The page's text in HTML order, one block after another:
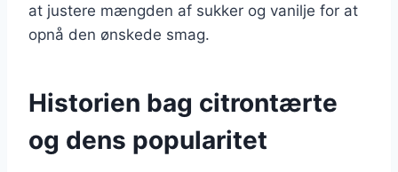
at justere mængden af sukker og vanilje for at
opnå den ønskede smag.
Historien bag citrontærte
og dens popularitet